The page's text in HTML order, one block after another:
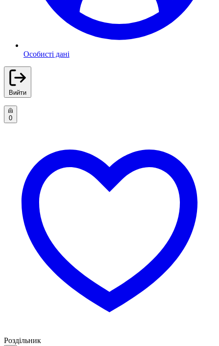
Особисті дані
Вийти
0
Роздільник